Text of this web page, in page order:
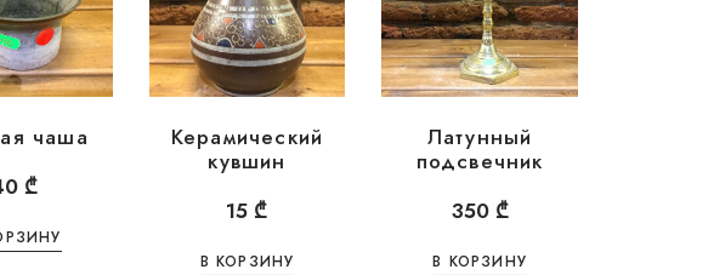
чаша
₾
Керамический
кувшин
15 ₾
В КОРЗИНУ
Латунный
подсвечник
350 ₾
В КОРЗИНУ